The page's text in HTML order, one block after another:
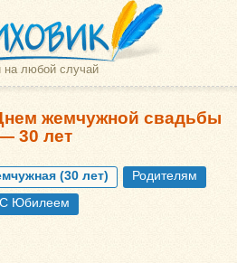
на любой случай
жемчужной свадьбы
30 лет
(30 лет)
Родителям
С Юбилеем